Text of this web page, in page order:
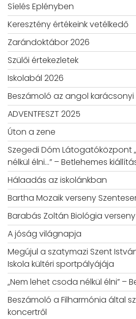
Síelés Eplényben
Keresztény értékeink vetélkedő
Zarándoktábor 2026
Szülői értekezletek
Iskolabál 2026
Beszámoló az angol
ADVENTFESZT 2025
Úton a zene
Szegedi Dóm Látogatóközpont
nélkül élni…” – Betlehemes
Hálaadás az iskolánkban
Bartha Mozaik verseny
Barabás Zoltán Biológia verseny
A jóság világnapja
Megújul a szatymazi Szent
Iskola kültéri sportpályájája
„Nem lehet csoda nélkül élni” –
Beszámoló a Filharmónia által
koncertről